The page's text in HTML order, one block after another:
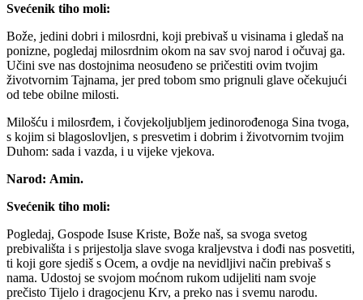
Svećenik tiho moli:
Bože, jedini dobri i milosrdni, koji prebivaš u visinama i gledaš na
ponizne, pogledaj milosrdnim okom na sav svoj narod i očuvaj ga.
Učini sve nas dostojnima neosuđeno se pričestiti ovim tvojim
životvornim Tajnama, jer pred tobom smo prignuli glave očekujući
od tebe obilne milosti.
Milošću i milosrđem, i čovjekoljubljem jedinorođenoga Sina tvoga,
s kojim si blagoslovljen, s presvetim i dobrim i životvornim tvojim
Duhom: sada i vazda, i u vijeke vjekova.
Narod: Amin.
Svećenik tiho moli:
Pogledaj, Gospode Isuse Kriste, Bože naš, sa svoga svetog
prebivališta i s prijestolja slave svoga kraljevstva i dođi nas posvetiti,
ti koji gore sjediš s Ocem, a ovdje na nevidljivi način prebivaš s
nama. Udostoj se svojom moćnom rukom udijeliti nam svoje
prečisto Tijelo i dragocjenu Krv, a preko nas i svemu narodu.